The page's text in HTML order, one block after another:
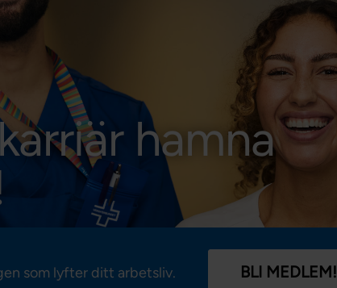
hamna
som lyfter ditt arbetsliv. BLI MEDLEM!